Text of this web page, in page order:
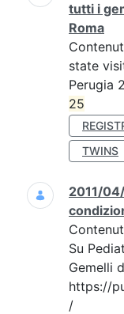
tutti i
Roma
state
Perugia
25
TWINS
2011/
Su
Gemelli
https://
/